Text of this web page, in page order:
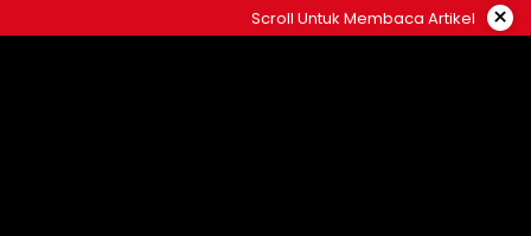
to
Scroll Untuk Membaca Artikel ×